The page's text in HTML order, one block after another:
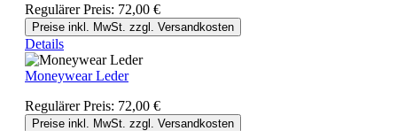
Regulärer Preis: 72,00 €
Preise inkl. MwSt. zzgl. Versandkosten
Details
Moneywear Leder
Regulärer Preis: 72,00 €
Preise inkl. MwSt. zzgl. Versandkosten